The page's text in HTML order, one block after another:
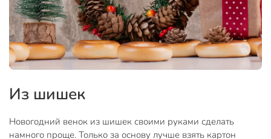
Из шишек
Новогодний венок из шишек своими руками сделать
намного проще. Только за основу лучше взять картон